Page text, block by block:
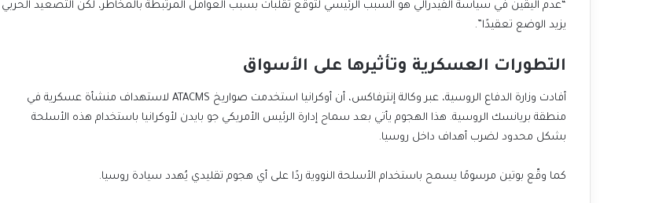
“عدم اليقين في سياسة الفيدرالي هو السبب الرئيسي لتوقع تقلبات بسبب العوامل المرتبطة بالمخاطر، لكن التصعيد الحربي
يزيد الوضع تعقيدًا”.
التطورات العسكرية وتأثيرها على الأسواق
أفادت وزارة الدفاع الروسية، عبر وكالة إنترفاكس، أن أوكرانيا استخدمت صواريخ ATACMS لاستهداف منشأة عسكرية في
منطقة بريانسك الروسية. هذا الهجوم يأتي بعد سماح إدارة الرئيس الأمريكي جو بايدن لأوكرانيا باستخدام هذه الأسلحة
بشكل محدود لضرب أهداف داخل روسيا.
كما وقّع بوتين مرسومًا يسمح باستخدام الأسلحة النووية ردًا على أي هجوم تقليدي يُهدد سيادة روسيا.